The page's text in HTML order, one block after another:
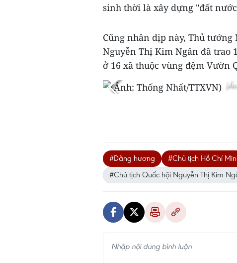
sinh thời là xây dựng "đất
Cũng nhân dịp này, Thủ tướng
Nguyễn Thị Kim Ngân đã trao
ở 16 xã thuộc vùng đệm Vườn
#Dâng hương #Chủ tịch Hồ Chí
#Chủ tịch Quốc hội Nguyễn Thị Kim